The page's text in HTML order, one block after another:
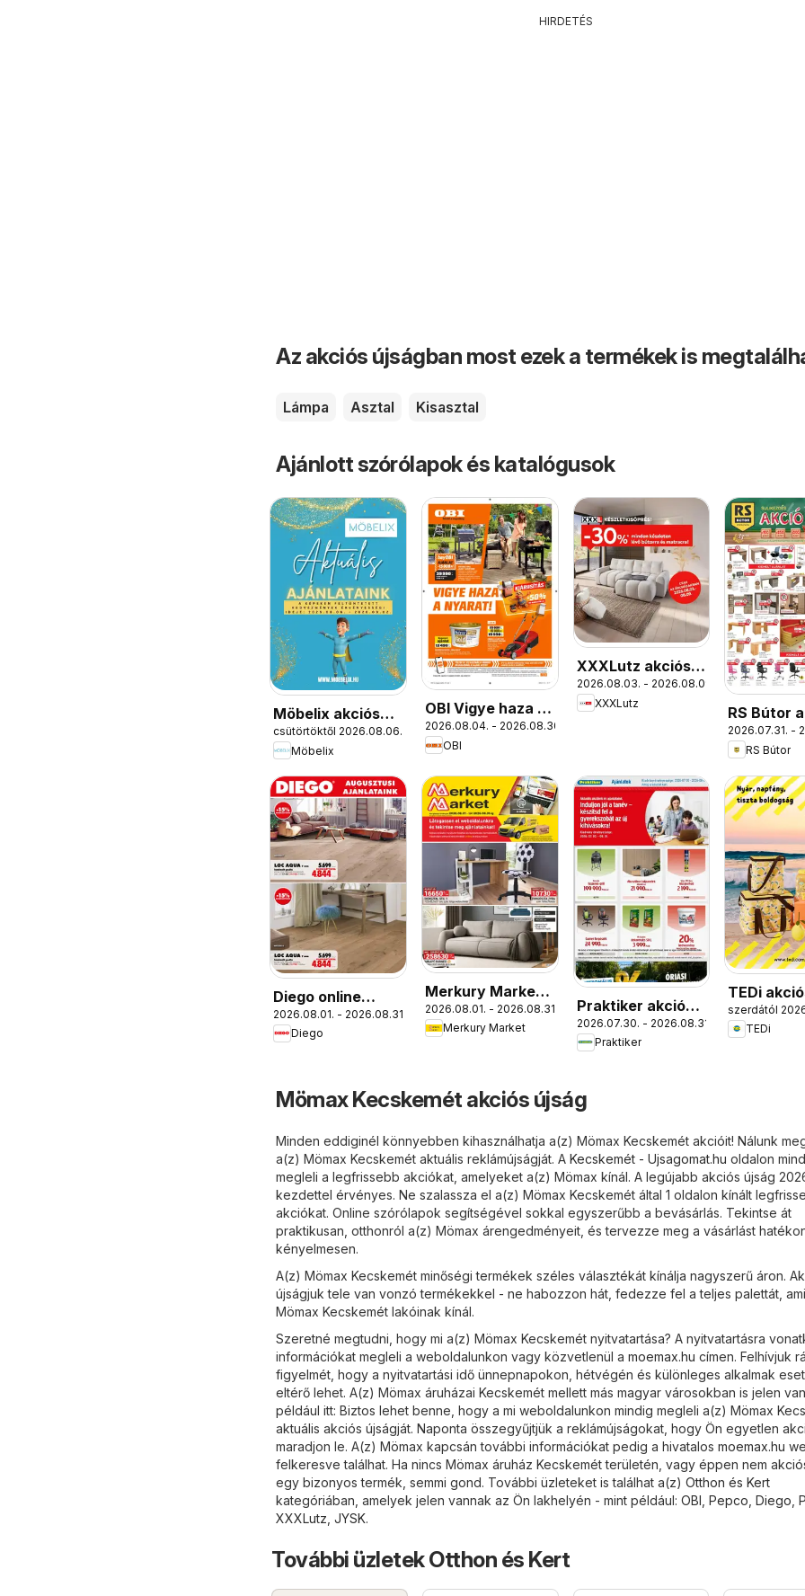
HIRDETÉS
Az akciós újságban most ezek a termékek is
Lámpa Asztal Kisasztal
Ajánlott szórólapok és katalógusok
Möbelix akciós
újság
csütörtöktől 2026.08.06.
Möbelix
OBI Vigye haza a
nyarat!
2026.08.04. - 2026.08.30.
OBI
XXXLutz akciós
újság
2026.08.03. - 2026.08.09.
XXXLutz
RS Bútor
újság
2026.07.31. -
RS Bútor
Diego online
katalógus 08
2026.08.01. - 2026.08.31.
Diego
Merkury Market
akciós újság
2026.08.01. - 2026.08.31.
Merkury Market
Praktiker akciós
újság
2026.07.30. - 2026.08.31.
Praktiker
TEDi
szerdától
TEDi
Mömax Kecskemét akciós újság
Minden eddiginél könnyebben kihasználhatja a(z) Mömax Kecskemét akcióit! Nálunk
a(z) Mömax Kecskemét aktuális reklámújságját. A Kecskemét - Ujsagomat.hu oldalon
megleli a legfrissebb akciókat, amelyeket a(z) Mömax kínál. A legújabb akciós újság
kezdettel érvényes. Ne szalassza el a(z) Mömax Kecskemét által 1 oldalon kínált
akciókat. Online szórólapok segítségével sokkal egyszerűbb a bevásárlás. Tekintse át
praktikusan, otthonról a(z) Mömax árengedményeit, és tervezze meg a vásárlást
kényelmesen.
A(z) Mömax Kecskemét minőségi termékek széles választékát kínálja nagyszerű áron.
újságjuk tele van vonzó termékekkel - ne habozzon hát, fedezze fel a teljes palettát,
Mömax Kecskemét lakóinak kínál.
Szeretné megtudni, hogy mi a(z) Mömax Kecskemét nyitvatartása? A nyitvatartásra
információkat megleli a weboldalunkon vagy közvetlenül a moemax.hu címen. Felhívjuk
figyelmét, hogy a nyitvatartási idő ünnepnapokon, hétvégén és különleges alkalmak
eltérő lehet. A(z) Mömax áruházai Kecskemét mellett más magyar városokban is jelen
például itt: Biztos lehet benne, hogy a mi weboldalunkon mindig megleli a(z) Mömax
aktuális akciós újságját. Naponta összegyűjtjük a reklámújságokat, hogy Ön egyetlen
maradjon le. A(z) Mömax kapcsán további információkat pedig a hivatalos moemax.hu
felkeresve találhat. Ha nincs Mömax áruház Kecskemét területén, vagy éppen nem
egy bizonyos termék, semmi gond. További üzleteket is találhat a(z) Otthon és Kert
kategóriában, amelyek jelen vannak az Ön lakhelyén - mint például: OBI Pepco Diego
XXXLutz JYSK.
További üzletek Otthon és Kert